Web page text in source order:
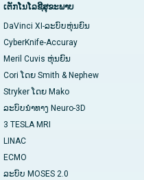
ເຕັກໂນໂລຊີສຸຂະພາບ
DaVinci XI-ລະບົບຫຸ່ນຍົນ
CyberKnife-Accuray
Meril Cuvis ຫຸ່ນຍົນ
Cori ໂດຍ Smith & Nephew
Stryker ໂດຍ Mako
ລະບົບນຳທາງ Neuro-3D
3 TESLA MRI
LINAC
ECMO
ລະບົບ MOSES 2.0